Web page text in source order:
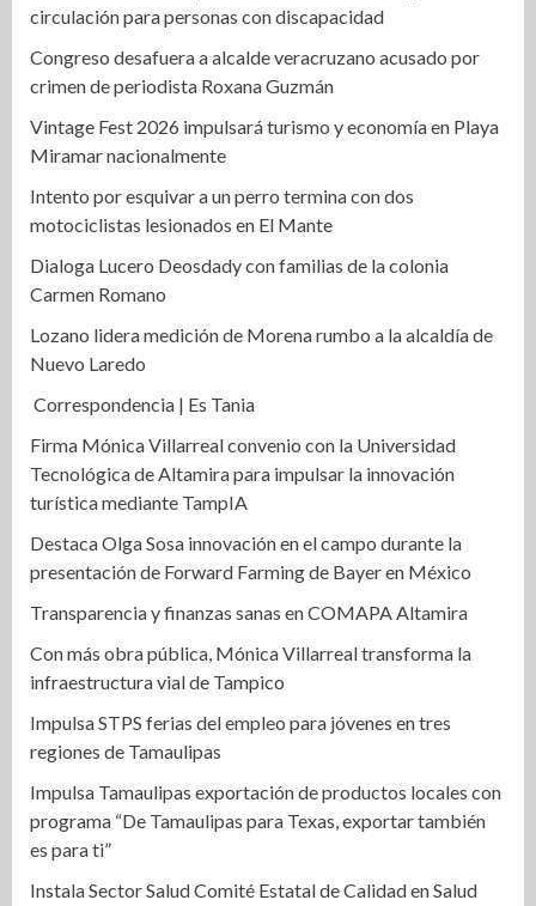
circulación para personas con discapacidad
Congreso desafuera a alcalde veracruzano acusado por
crimen de periodista Roxana Guzmán
Vintage Fest 2026 impulsará turismo y economía en Playa
Miramar nacionalmente
Intento por esquivar a un perro termina con dos
motociclistas lesionados en El Mante
Dialoga Lucero Deosdady con familias de la colonia
Carmen Romano
Lozano lidera medición de Morena rumbo a la alcaldía de
Nuevo Laredo
Correspondencia | Es Tania
Firma Mónica Villarreal convenio con la Universidad
Tecnológica de Altamira para impulsar la innovación
turística mediante TampIA
Destaca Olga Sosa innovación en el campo durante la
presentación de Forward Farming de Bayer en México
Transparencia y finanzas sanas en COMAPA Altamira
Con más obra pública, Mónica Villarreal transforma la
infraestructura vial de Tampico
Impulsa STPS ferias del empleo para jóvenes en tres
regiones de Tamaulipas
Impulsa Tamaulipas exportación de productos locales con
programa “De Tamaulipas para Texas, exportar también
es para ti”
Instala Sector Salud Comité Estatal de Calidad en Salud